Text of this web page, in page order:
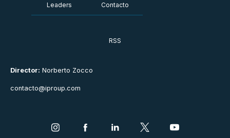
Director: Norberto Zocco
contacto@iproup.com
Leaders Contacto
RSS